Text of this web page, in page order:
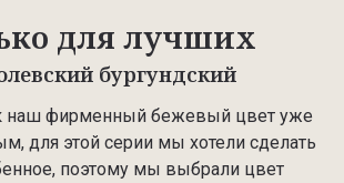
для лучших
бургундский
наш фирменный бежевый цвет уже
для этой серии мы хотели сделать
поэтому мы выбрали цвет